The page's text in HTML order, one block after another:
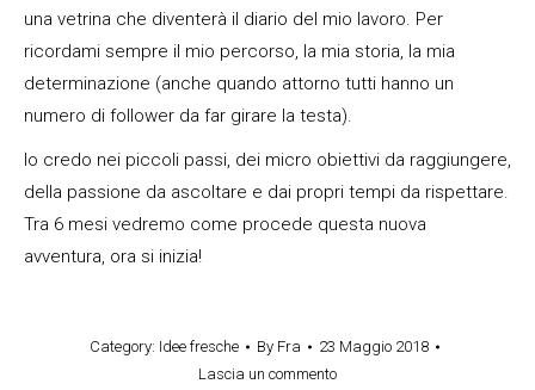
una vetrina che diventerà il diario del mio lavoro. Per
ricordami sempre il mio percorso, la mia storia, la mia
determinazione (anche quando attorno tutti hanno un
numero di follower da far girare la testa).
Io credo nei piccoli passi, dei micro obiettivi da raggiungere,
della passione da ascoltare e dai propri tempi da rispettare.
Tra 6 mesi vedremo come procede questa nuova
avventura, ora si inizia!
Category: Idee fresche By Fra
23 Maggio 2018
Lascia un commento